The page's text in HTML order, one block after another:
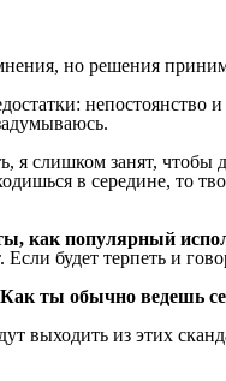
но решения
непостоянство
слишком занят, чтобы
в середине, то
как популярный
будет терпеть и
ты обычно ведешь
из этих